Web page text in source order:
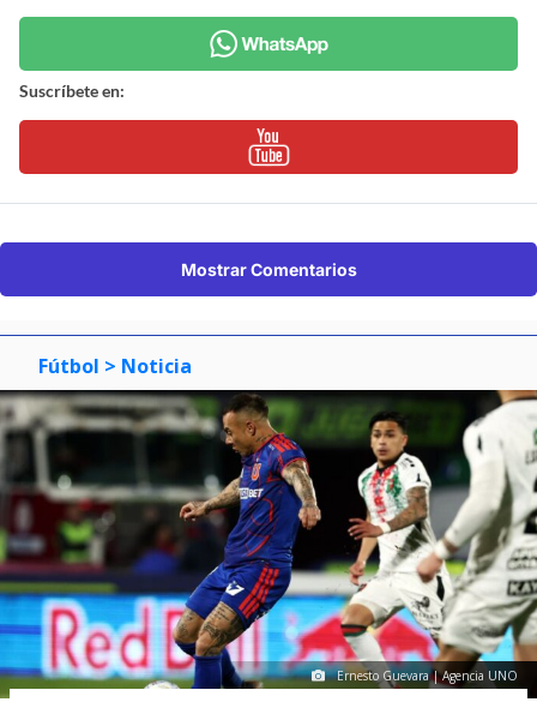
Suscríbete en:
Mostrar Comentarios
Fútbol > Noticia
Ernesto Guevara | Agencia UNO